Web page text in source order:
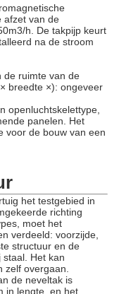
afzet van de
h. De takpijp keurt
na de stroom
de ruimte van de
breedte ×): ongeveer
openluchtskelettype,
panelen. Het
voor de bouw van een
het testgebied in
richting
moet het
verdeeld: voorzijde,
structuur en de
Het kan
overgaan.
de neveltak is
in lengte, en het